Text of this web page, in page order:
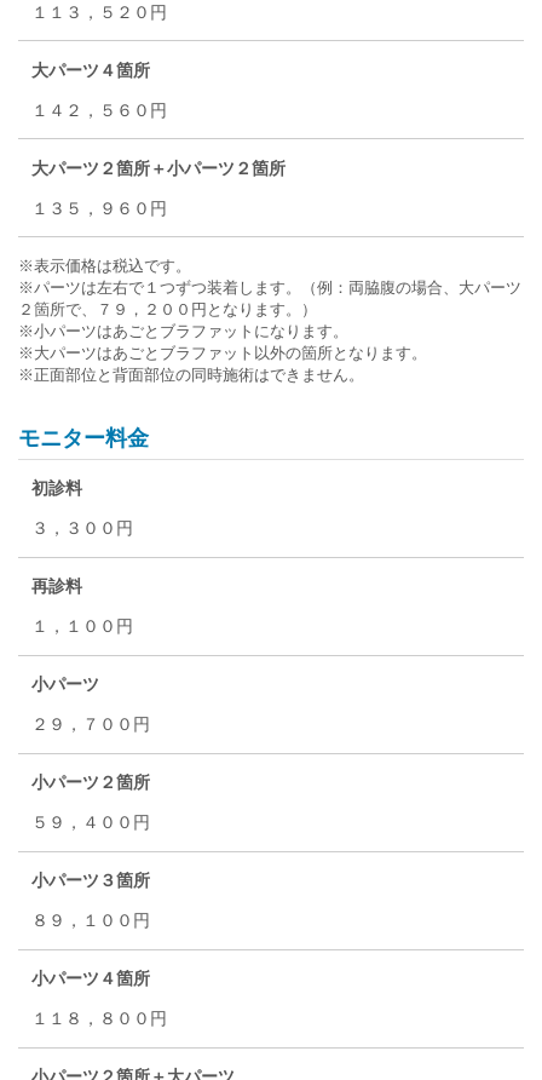
１１３，５２０円
大パーツ４箇所
１４２，５６０円
大パーツ２箇所＋小パーツ２箇所
１３５，９６０円
※表示価格は税込です。
※パーツは左右で１つずつ装着します。（例：両脇腹の場合、大パーツ
２箇所で、７９，２００円となります。）
※小パーツはあごとブラファットになります。
※大パーツはあごとブラファット以外の箇所となります。
※正面部位と背面部位の同時施術はできません。
モニター料金
初診料
３，３００円
再診料
１，１００円
小パーツ
２９，７００円
小パーツ２箇所
５９，４００円
小パーツ３箇所
８９，１００円
小パーツ４箇所
１１８，８００円